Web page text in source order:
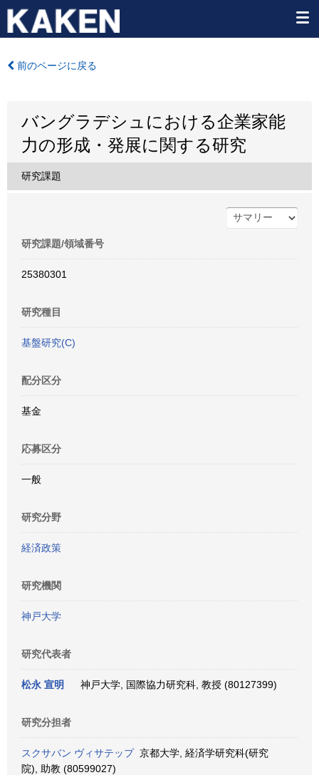
前のページに戻る
バングラデシュにおける企業家能
力の形成・発展に関する研究
研究課題
研究課題/領域番号
25380301
研究種目
基盤研究(C)
配分区分
基金
応募区分
一般
研究分野
経済政策
研究機関
神戸大学
研究代表者
松永 宣明 神戸大学, 国際協力研究科, 教授 (80127399)
研究分担者
スクサバン ヴィサテップ京都大学, 経済学研究科(研究
院), 助教 (80599027)